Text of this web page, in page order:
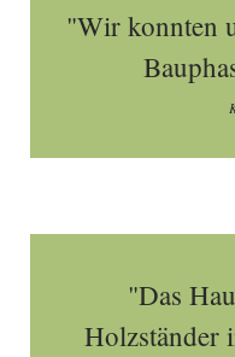
"Wir konnten
"Das
Holzständer